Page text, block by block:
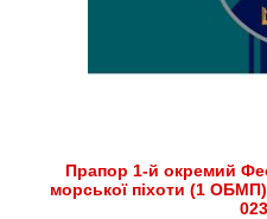
Прапор 1-й окремий
морської піхоти (1